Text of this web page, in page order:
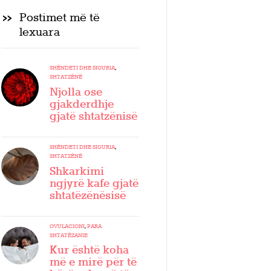
Postimet më të
lexuara
SHËNDETI DHE SIGURIA,
SHTATZËNË
Njolla ose
gjakderdhje
gjatë shtatzënisë
SHËNDETI DHE SIGURIA,
SHTATZËNË
Shkarkimi
ngjyrë kafe gjatë
shtatëzënësisë
OVULACIONI,PARA
SHTATËZANIE
Kur është koha
më e mirë për të